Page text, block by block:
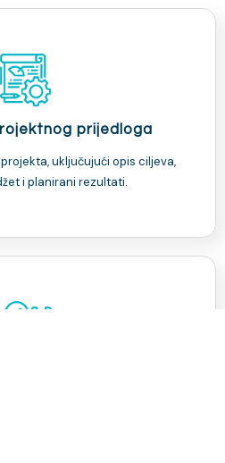
prijedloga
uključujući opis ciljeva,
i planirani rezultati.